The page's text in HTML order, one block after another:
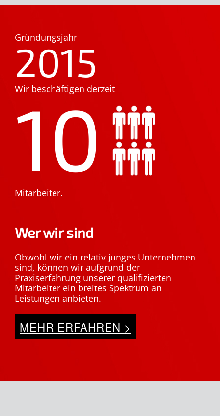
Gründungsjahr
2015
Wir beschäftigen derzeit
10
Mitarbeiter.
Wer wir sind
Obwohl wir ein relativ junges Unternehmen
sind, können wir aufgrund der
Praxiserfahrung unserer qualifizierten
Mitarbeiter ein breites Spektrum an
Leistungen anbieten.
MEHR ERFAHREN >